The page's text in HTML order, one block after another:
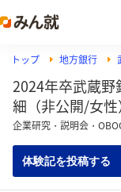
トップ 地方銀行
2024年卒武蔵
細（非公開/女性
企業研究・説明会・
体験記を投稿する